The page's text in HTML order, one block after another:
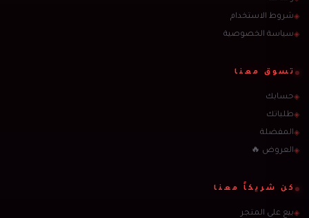
◈شروط الاستخدام
◈سياسة الخصوصية
تسوق معنا
◈حسابك
◈طلباتك
◈المفضلة
◈العروض 🔥
كن شريكاً معنا
◈بيع على المتجر